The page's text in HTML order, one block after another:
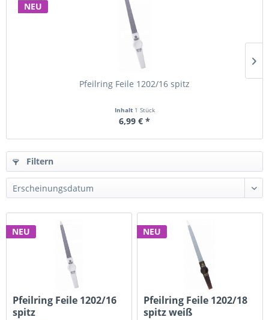
NEU
Pfeilring Feile 1202/16 spitz
Inhalt 1 Stück
6,99 € *
Filtern
NEU
Pfeilring Feile 1202/16
spitz
NEU
Pfeilring Feile 1202/18
spitz weiß